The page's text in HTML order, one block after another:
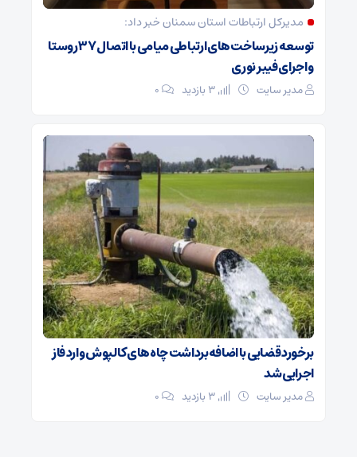
مدیرکل ارتباطات استان سمنان خبر داد:
توسعه زیرساخت‌های ارتباطی میامی با اتصال ۳۷ روستا
و اجرای فیبر نوری
مدیر سایت ۰
برخورد قضایی با اضافه‌برداشت چاه‌های کالپوش وارد فاز
اجرایی شد
مدیر سایت ۰